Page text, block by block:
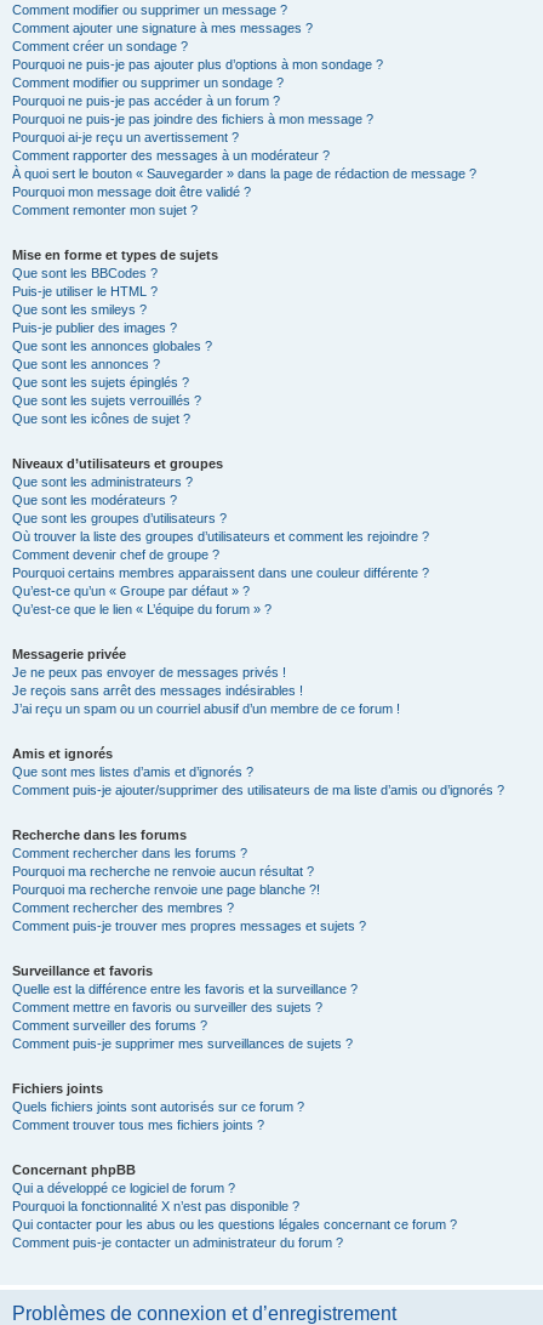
Comment modifier ou supprimer un message ?
Comment ajouter une signature à mes messages ?
Comment créer un sondage ?
Pourquoi ne puis-je pas ajouter plus d’options à mon sondage ?
Comment modifier ou supprimer un sondage ?
Pourquoi ne puis-je pas accéder à un forum ?
Pourquoi ne puis-je pas joindre des fichiers à mon message ?
Pourquoi ai-je reçu un avertissement ?
Comment rapporter des messages à un modérateur ?
À quoi sert le bouton « Sauvegarder » dans la page de rédaction de message ?
Pourquoi mon message doit être validé ?
Comment remonter mon sujet ?
Mise en forme et types de sujets
Que sont les BBCodes ?
Puis-je utiliser le HTML ?
Que sont les smileys ?
Puis-je publier des images ?
Que sont les annonces globales ?
Que sont les annonces ?
Que sont les sujets épinglés ?
Que sont les sujets verrouillés ?
Que sont les icônes de sujet ?
Niveaux d’utilisateurs et groupes
Que sont les administrateurs ?
Que sont les modérateurs ?
Que sont les groupes d’utilisateurs ?
Où trouver la liste des groupes d’utilisateurs et comment les rejoindre ?
Comment devenir chef de groupe ?
Pourquoi certains membres apparaissent dans une couleur différente ?
Qu’est-ce qu’un « Groupe par défaut » ?
Qu’est-ce que le lien « L’équipe du forum » ?
Messagerie privée
Je ne peux pas envoyer de messages privés !
Je reçois sans arrêt des messages indésirables !
J’ai reçu un spam ou un courriel abusif d’un membre de ce forum !
Amis et ignorés
Que sont mes listes d’amis et d’ignorés ?
Comment puis-je ajouter/supprimer des utilisateurs de ma liste d’amis ou d’ignorés ?
Recherche dans les forums
Comment rechercher dans les forums ?
Pourquoi ma recherche ne renvoie aucun résultat ?
Pourquoi ma recherche renvoie une page blanche ?!
Comment rechercher des membres ?
Comment puis-je trouver mes propres messages et sujets ?
Surveillance et favoris
Quelle est la différence entre les favoris et la surveillance ?
Comment mettre en favoris ou surveiller des sujets ?
Comment surveiller des forums ?
Comment puis-je supprimer mes surveillances de sujets ?
Fichiers joints
Quels fichiers joints sont autorisés sur ce forum ?
Comment trouver tous mes fichiers joints ?
Concernant phpBB
Qui a développé ce logiciel de forum ?
Pourquoi la fonctionnalité X n’est pas disponible ?
Qui contacter pour les abus ou les questions légales concernant ce forum ?
Comment puis-je contacter un administrateur du forum ?
Problèmes de connexion et d’enregistrement